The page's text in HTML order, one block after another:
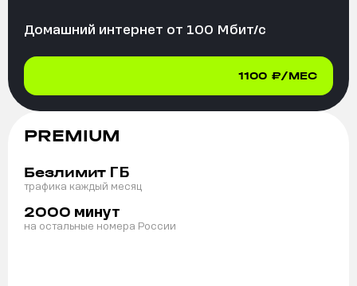
Домашний интернет от 100 Мбит/с
1100 ₽/МЕС
PREMIUM
Безлимит ГБ
трафика каждый месяц
2000 минут
на остальные номера России